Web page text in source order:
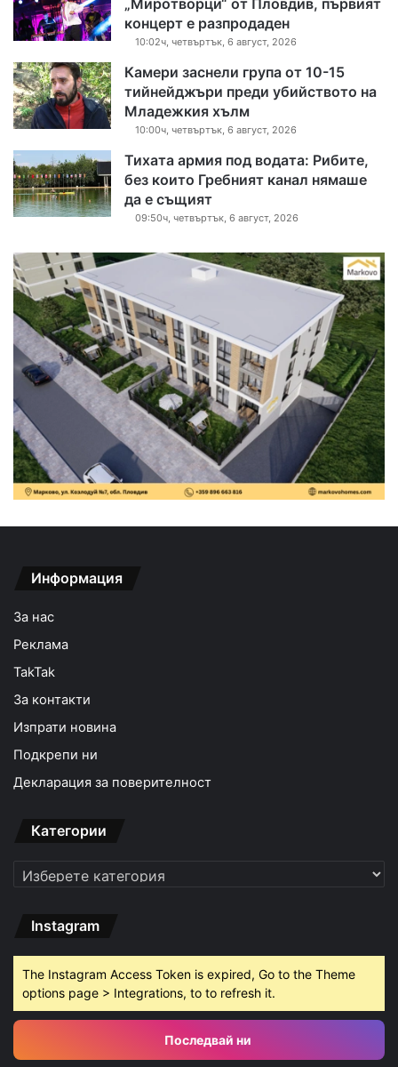
концерт е разпродаден
10:02ч, четвъртък, 6 август, 2026
Камери заснели група от 10-15
тийнейджъри преди убийството на
Младежкия хълм
10:00ч, четвъртък, 6 август, 2026
Тихата армия под водата: Рибите,
без които Гребният канал нямаше
да е същият
09:50ч, четвъртък, 6 август, 2026
Информация
За нас
Реклама
TakTak
За контакти
Изпрати новина
Подкрепи ни
Декларация за поверителност
Категории
Категории
Instagram
The Instagram Access Token is expired, Go to the Theme
options page > Integrations, to to refresh it.
Последвай ни